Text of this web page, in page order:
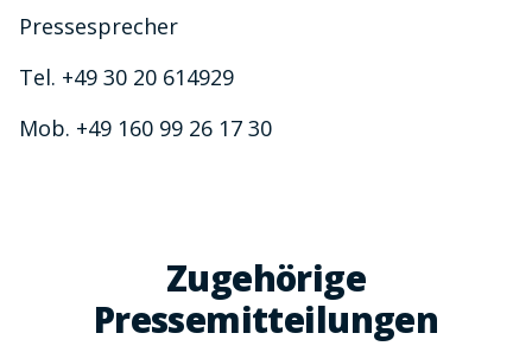
Pressesprecher
Tel. +49 30 20 614929
Mob. +49 160 99 26 17 30
Zugehörige
Pressemitteilungen